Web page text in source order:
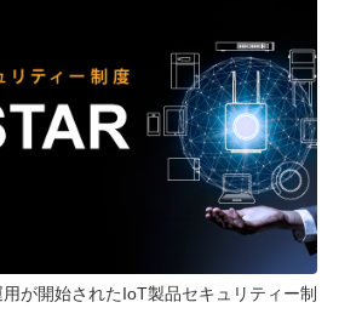
が開始されたIoT製品セキュリティー制